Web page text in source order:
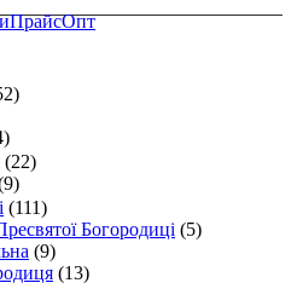
ПрайсОпт
(22)
(111)
Богородиці (5)
(9)
(13)